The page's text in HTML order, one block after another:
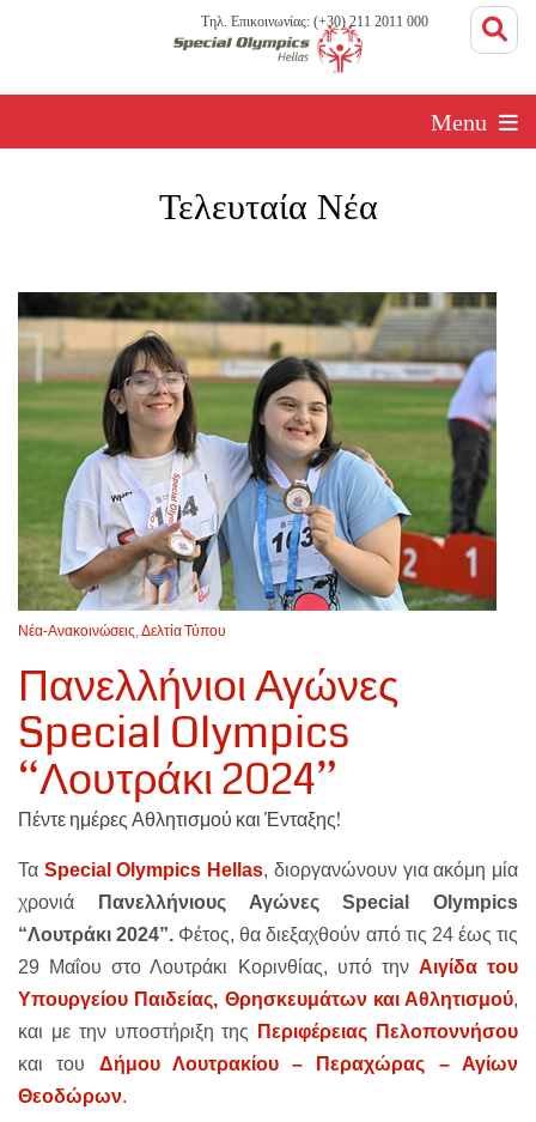
Τηλ. Επικοινωνίας: (+30) 211 2011 000
Menu
Τελευταία Νέα
Νέα-Ανακοινώσεις,Δελτία Τύπου
Πανελλήνιοι Αγώνες
Special Olympics
“Λουτράκι 2024”
Πέντε ημέρες Αθλητισμού και Ένταξης!
Τα Special Olympics Hellas, διοργανώνουν για ακόμη μία
χρονιά Πανελλήνιους Αγώνες Special Olympics
“Λουτράκι 2024”. Φέτος, θα διεξαχθούν από τις 24 έως τις
29 Μαΐου στο Λουτράκι Κορινθίας, υπό την Αιγίδα του
Υπουργείου Παιδείας, Θρησκευμάτων και Αθλητισμού,
και με την υποστήριξη της
Περιφέρειας Πελοποννήσου
και του Δήμου Λουτρακίου – Περαχώρας – Αγίων
Θεοδώρων.